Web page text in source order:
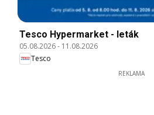
Tesco Hypermarket - leták
05.08.2026- 11.08.2026
Tesco
REKLAMA